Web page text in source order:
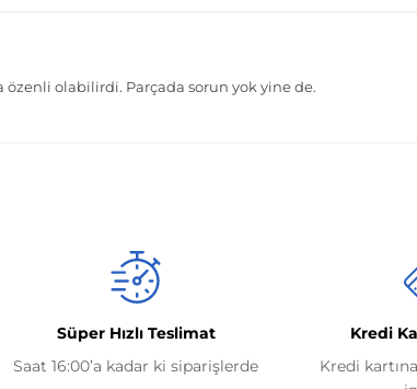
Süper Hızlı Teslimat
Saat 16:00’a kadar ki siparişlerde
Kredi
Kredi